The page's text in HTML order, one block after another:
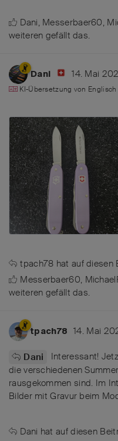
Dani, Messerbaer60,
weiteren gefällt das.
Dani 14. Mai
KI-Übersetzung von Englisch
tpach78 hat auf diesen
Messerbaer60,
weiteren gefällt das.
tpach78 14. Mai
Dani
Interessant!
die verschiedenen
rausgekommen sind. Im
Bilder mit Gravur beim
Dani hat auf diesen